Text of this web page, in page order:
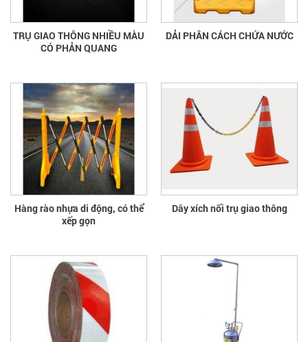
TRỤ GIAO THÔNG NHIỀU MÀU
CÓ PHẢN QUANG
DẢI PHÂN CÁCH CHỨA NƯỚC
Hàng rào nhựa di động, có thể
xếp gọn
Dây xích nối trụ giao thông